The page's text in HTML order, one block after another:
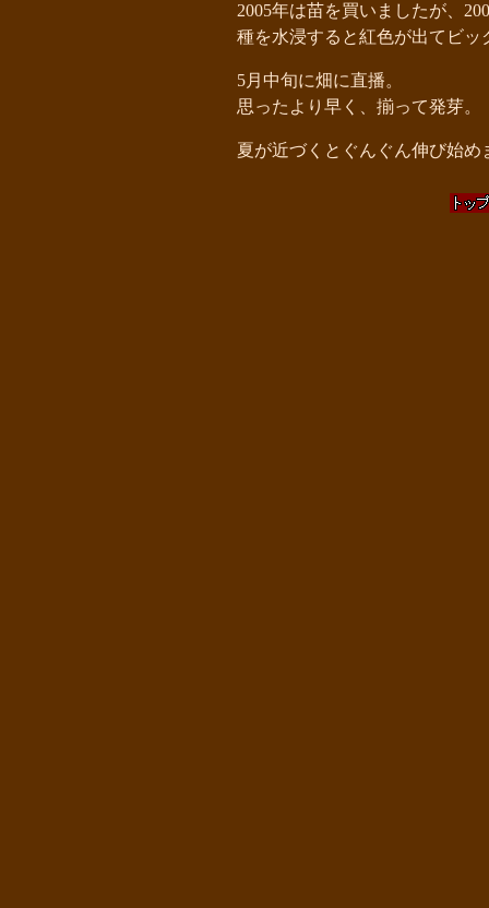
2005年は苗を買いましたが、
種を水浸すると紅色が出てビッ
5月中旬に畑に直播。
思ったより早く、揃って発芽。
夏が近づくとぐんぐん伸び始め